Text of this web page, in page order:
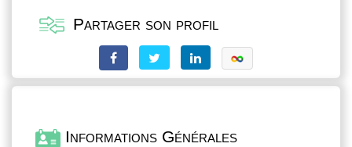
Partager son profil
Informations Générales